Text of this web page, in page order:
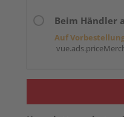
Beim Händler
Auf